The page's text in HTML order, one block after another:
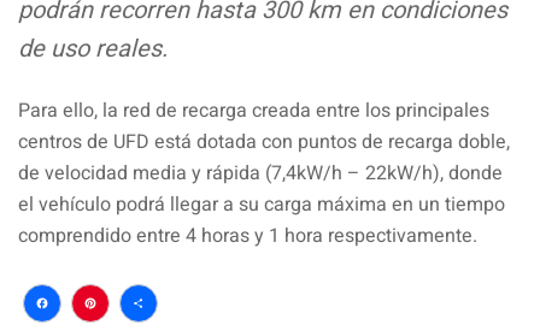
podrán recorren hasta 300 km en condiciones
de uso reales.
Para ello, la red de recarga creada entre los principales
centros de UFD está dotada con puntos de recarga doble,
de velocidad media y rápida (7,4kW/h – 22kW/h), donde
el vehículo podrá llegar a su carga máxima en un tiempo
comprendido entre 4 horas y 1 hora respectivamente.